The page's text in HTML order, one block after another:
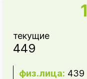
текущие
449
физ.лица: 439